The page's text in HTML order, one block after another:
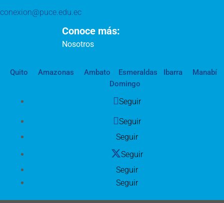
conexion@puce.edu.ec
Conoce más:
Nosotros
Quito Amazonas Ambato Esmeraldas Ibarra
Manabí
Domingo
Seguir
Seguir
Seguir
Seguir
Seguir
Seguir